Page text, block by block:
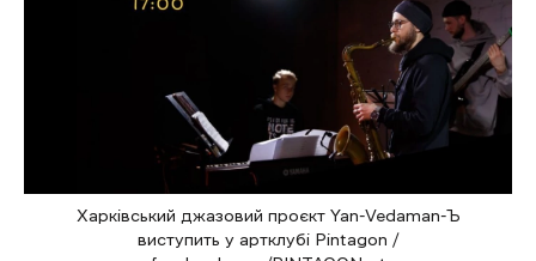
Харківський джазовий проєкт Yan-Vedaman-Ъ
виступить у артклубі Pintagon /